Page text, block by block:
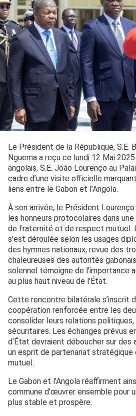
Le Président de la République, S.E.
Nguema a reçu ce lundi 12 Mai
angolais, S.E. João Lourenço au
cadre d’une visite officielle
liens entre le Gabon et l’Angola.
À son arrivée, le Président
les honneurs protocolaires dans
de fraternité et de respect mutuel.
s’est déroulée selon les usages
des hymnes nationaux, revue des
chaleureuses des autorités
solennel témoigne de l’importance
au plus haut niveau de l’État.
Cette rencontre bilatérale s’inscrit
coopération renforcée entre les
consolider leurs relations
sécuritaires. Les échanges prévus
d’État devraient déboucher sur des
un esprit de partenariat
mutuel.
Le Gabon et l’Angola réaffirment
commune d’œuvrer ensemble pour
plus stable et prospère.